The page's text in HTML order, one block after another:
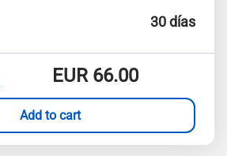
30 días
EUR66.00
Add to cart